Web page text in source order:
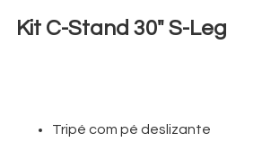
Kit C-Stand 30″ S-Leg
Tripé com pé deslizante